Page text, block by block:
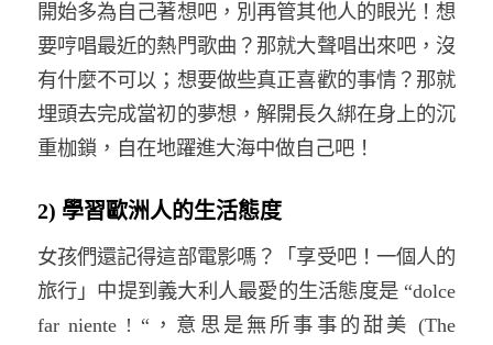
開始多為自己著想吧，別再管其他人的眼光！想
要哼唱最近的熱門歌曲？那就大聲唱出來吧，沒
有什麼不可以；想要做些真正喜歡的事情？那就
埋頭去完成當初的夢想，解開長久綁在身上的沉
重枷鎖，自在地躍進大海中做自己吧！
2) 學習歐洲人的生活態度
女孩們還記得這部電影嗎？「享受吧！一個人的
旅行」中提到義大利人最愛的生活態度是 “dolce
far niente ! “，意思是無所事事的甜美 (The